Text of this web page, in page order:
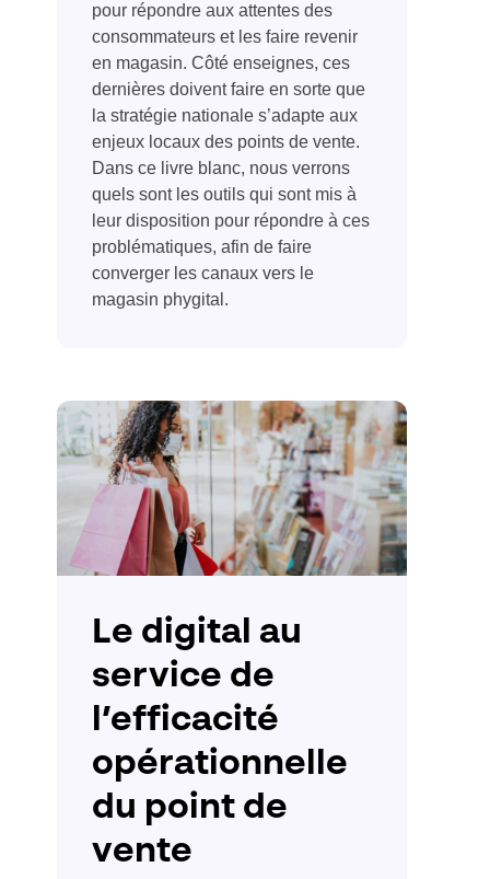
pour répondre aux attentes des
consommateurs et les faire revenir
en magasin. Côté enseignes, ces
dernières doivent faire en sorte que
la stratégie nationale s’adapte aux
enjeux locaux des points de vente.
Dans ce livre blanc, nous verrons
quels sont les outils qui sont mis à
leur disposition pour répondre à ces
problématiques, afin de faire
converger les canaux vers le
magasin phygital.
Le digital au
service de
l’efficacité
opérationnelle
du point de
vente